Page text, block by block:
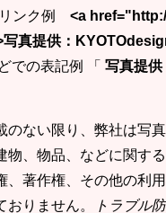
ンク例 <a
真提供：
での表記例 「 写真提
のない限り、弊社は写
物、物品、などに関す
、著作権、その他の利
おりません。
トラブル